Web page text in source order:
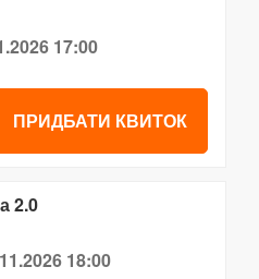
17:00
ПРИДБАТИ КВИТОК
2.0
18:00